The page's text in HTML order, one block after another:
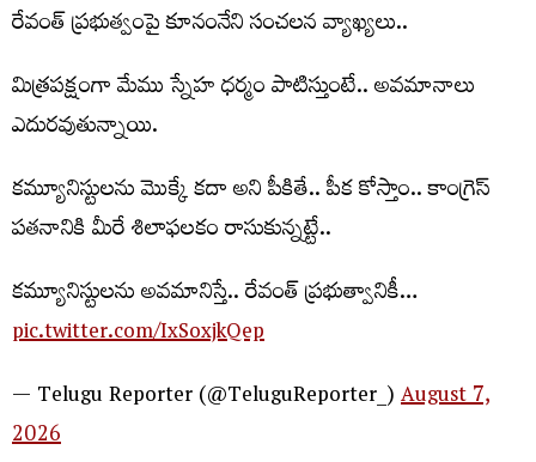
రేవంత్ ప్ర‌భుత్వంపై కూనంనేని సంచ‌ల‌న వ్యాఖ్య‌లు..
మిత్రపక్షంగా మేము స్నేహ ధర్మం పాటిస్తుంటే.. అవమానాలు
ఎదురవుతున్నాయి.
కమ్యూనిస్టుల‌ను మొక్కే కదా అని పీకితే.. పీక కోస్తాం.. కాంగ్రెస్
పతనానికి మీరే శిలాఫలకం రాసుకున్న‌ట్టే..
క‌మ్యూనిస్టుల‌ను అవ‌మానిస్తే.. రేవంత్ ప్ర‌భుత్వానికీ…
pic.twitter.com/IxSoxjkQep
— Telugu Reporter (@TeluguReporter_)August 7,
2026